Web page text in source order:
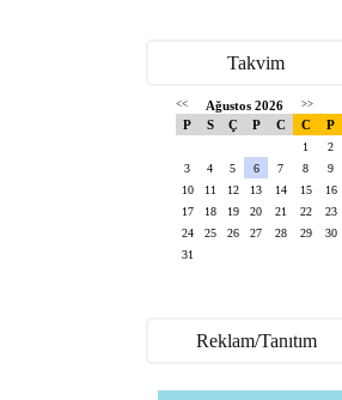
Takvim
<< Ağustos 2026 >>
P S Ç P C C P
1
2
3
4 5 6 7 8
9
10
11 12 13 14 15
16
17
18 19 20 21 22
23
24
25 26 27 28 29
30
31
Reklam/Tanıtım